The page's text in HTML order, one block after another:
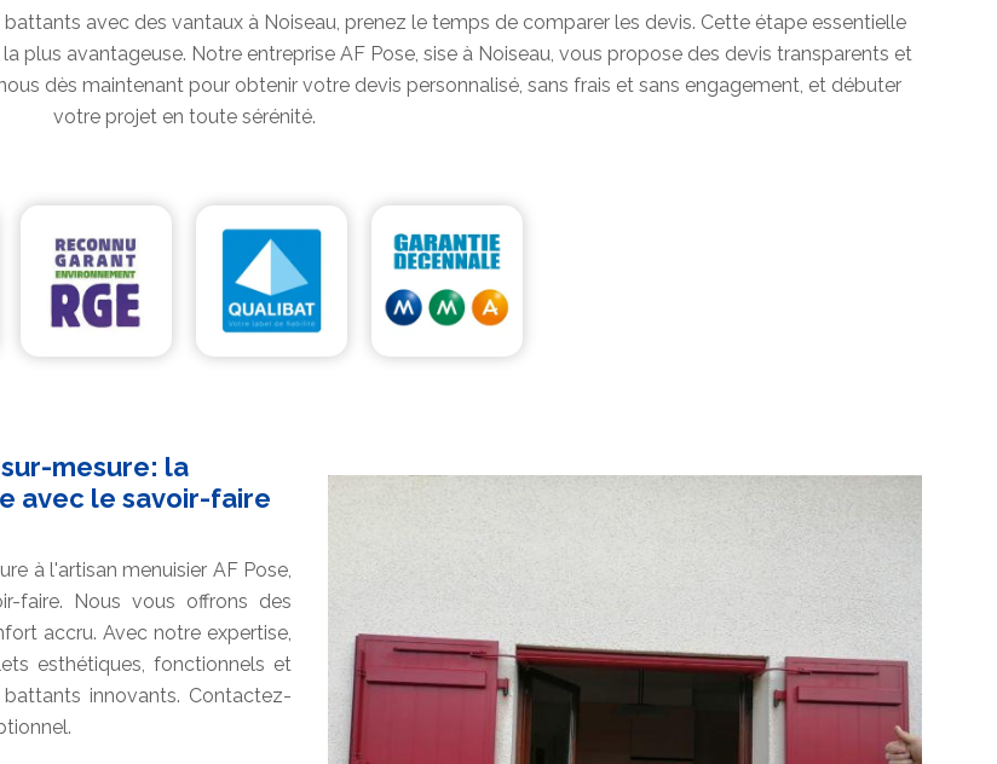
avec des vantaux à Noiseau, prenez le temps de comparer les devis. Cette étape essentielle
plus avantageuse. Notre entreprise AF Pose, sise à Noiseau, vous propose des devis transparents et
dès maintenant pour obtenir votre devis personnalisé, sans frais et sans engagement, et débuter
votre projet en toute sérénité.
mesure: la
avec le savoir-faire
à l'artisan menuisier AF Pose,
faire. Nous vous offrons des
accru. Avec notre expertise,
esthétiques, fonctionnels et
innovants. Contactez-